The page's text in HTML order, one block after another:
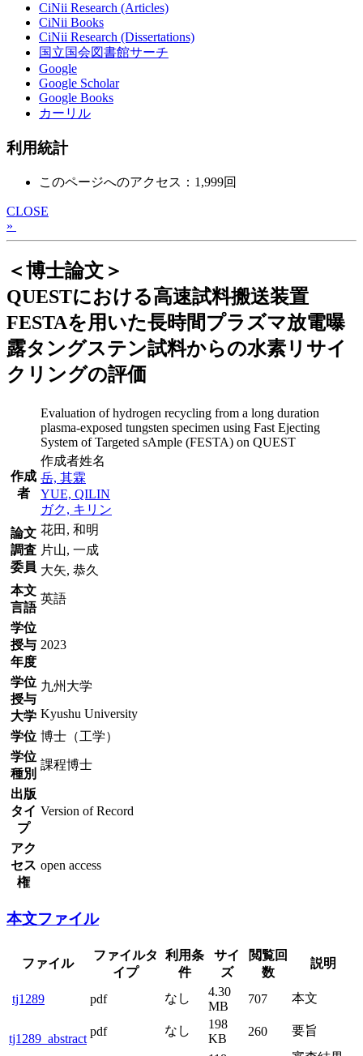
CiNii Research (Articles)
CiNii Books
CiNii Research (Dissertations)
国立国会図書館サーチ
Google
Google Scholar
Google Books
カーリル
利用統計
このページへのアクセス：1,999回
CLOSE
»
＜博士論文＞
QUESTにおける高速試料搬送装置
FESTAを用いた長時間プラズマ放電曝
露タングステン試料からの水素リサイ
クリングの評価
Evaluation of hydrogen recycling from a long duration
plasma-exposed tungsten specimen using Fast Ejecting
System of Targeted sAmple (FESTA) on QUEST
作成
者
作成者姓名
岳, 其霖
YUE, QILIN
ガク, キリン
論文
調査
委員
花田, 和明
片山, 一成
大矢, 恭久
本文
言語
英語
学位
授与
年度
2023
学位
授与
大学
九州大学
Kyushu University
学位 博士（工学）
学位
種別
課程博士
出版
タイ
プ
Version of Record
アク
セス
権
open access
本文ファイル
ファイル
ファイルタ
イプ
利用条
件
サイ
ズ
閲覧回
数
説明
tj1289 pdf なし
4.30
MB
707 本文
tj1289_abstract
pdf なし
198
KB
260 要旨